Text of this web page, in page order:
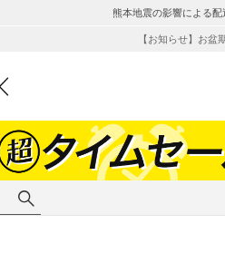
熊本地震の影響による配
【お知らせ】お盆